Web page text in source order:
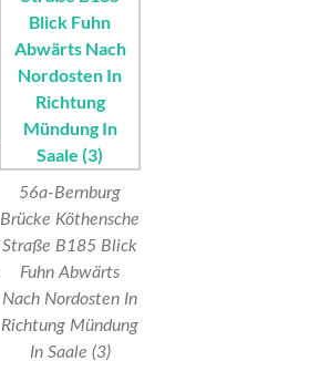
56a-Bernburg
Brücke Köthensche
Straße B185 Blick
Fuhn Abwärts
Nach Nordosten In
Richtung Mündung
In Saale (3)